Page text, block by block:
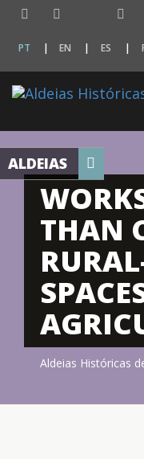
PT EN ES
ALDEIAS
THAN
Aldeias Históricas